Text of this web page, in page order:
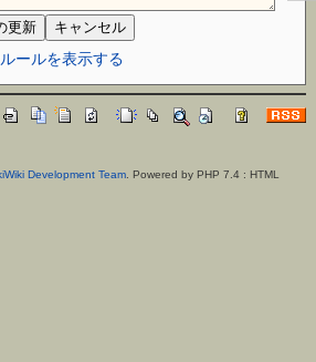
ールを表示する
Development Team. Powered by PHP 7.4 : HTML